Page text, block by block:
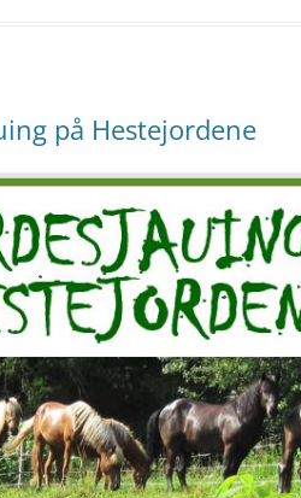
på Hestejordene